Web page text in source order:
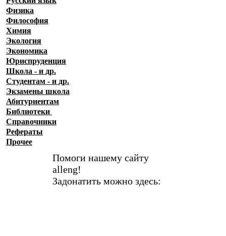
Физика
Философия
Химия
Экология
Экономика
Юриспруденция
Школа - и др.
Студентам - и др.
Экзамены школа
Абитуриентам
Библиотеки
Справочники
Рефераты
Прочее
Помоги нашему сайту
alleng!
Задонатить можно здесь: